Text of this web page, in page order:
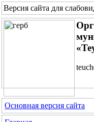
Версия сайта для
Основная версия сайта